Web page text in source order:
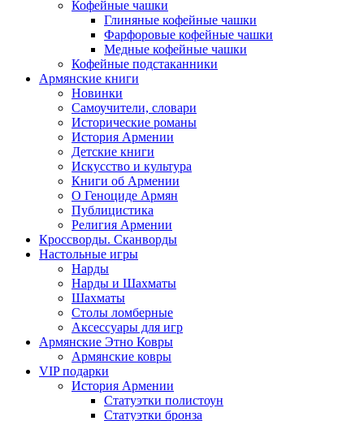
Кофейные чашки
Глиняные кофейные чашки
Фарфоровые кофейные чашки
Медные кофейные чашки
Кофейные подстаканники
Армянские книги
Новинки
Самоучители, словари
Исторические романы
История Армении
Детские книги
Иcкусство и культура
Книги об Армении
О Геноциде Армян
Публицистика
Религия Армении
Кроссворды. Сканворды
Настольные игры
Нарды
Нарды и Шахматы
Шахматы
Столы ломберные
Аксессуары для игр
Армянские Этно Ковры
Армянские ковры
VIP подарки
История Армении
Статуэтки полистоун
Статуэтки бронза